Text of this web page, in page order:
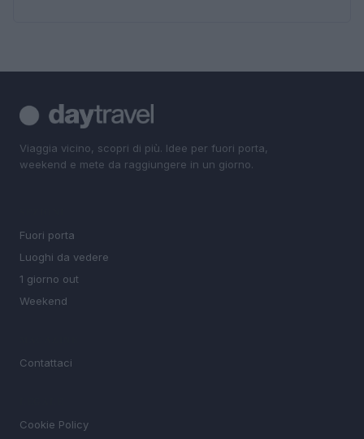
Viaggia vicino, scopri di più. Idee per fuori porta,
weekend e mete da raggiungere in un giorno.
Fuori porta
Luoghi da vedere
1 giorno out
Weekend
Contattaci
Cookie Policy